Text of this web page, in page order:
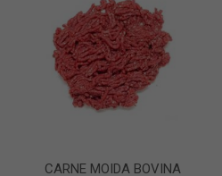
CARNE MOIDA BOVINA